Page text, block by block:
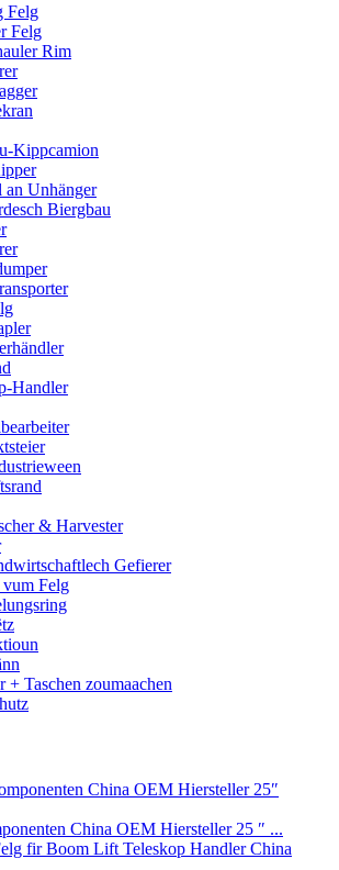
Felg
Felg
Rim
Kippcamion
an Unhänger
Biergbau
Handler
& Harvester
Gefierer
Felg
+ Taschen zoumaachen
China OEM Hiersteller 25 ″ ...